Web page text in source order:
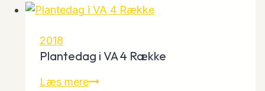
i
med
på
2018
Plantedag i VA 4 Række
Læs merePlantedag